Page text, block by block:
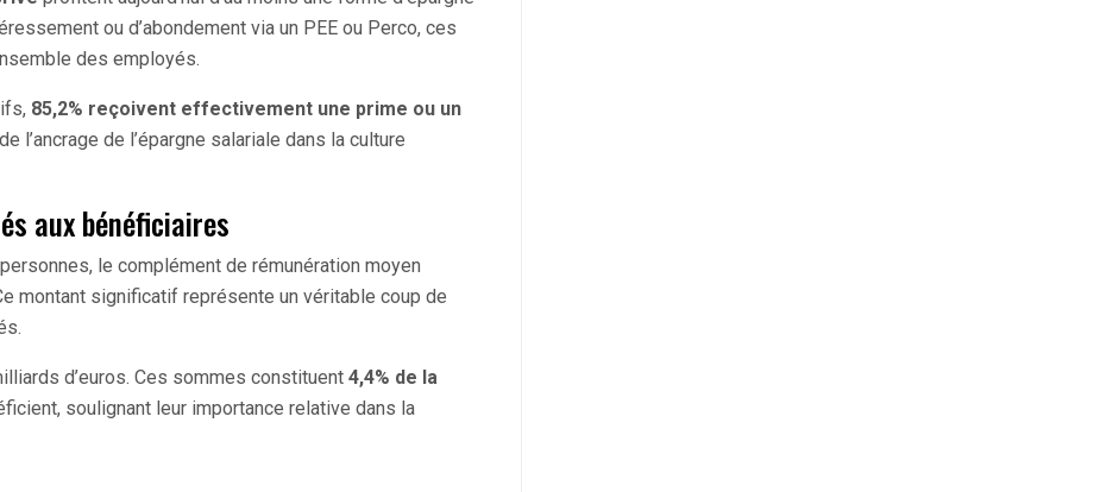
ou d’abondement via un PEE ou Perco, ces
des employés.
85,2% reçoivent effectivement une prime ou un
l’ancrage de l’épargne salariale dans la culture
aux bénéficiaires
le complément de rémunération moyen
montant significatif représente un véritable coup de
d’euros. Ces sommes constituent 4,4% de la
soulignant leur importance relative dans la